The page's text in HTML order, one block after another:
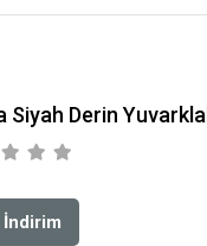
Siyah Derin
İndirim